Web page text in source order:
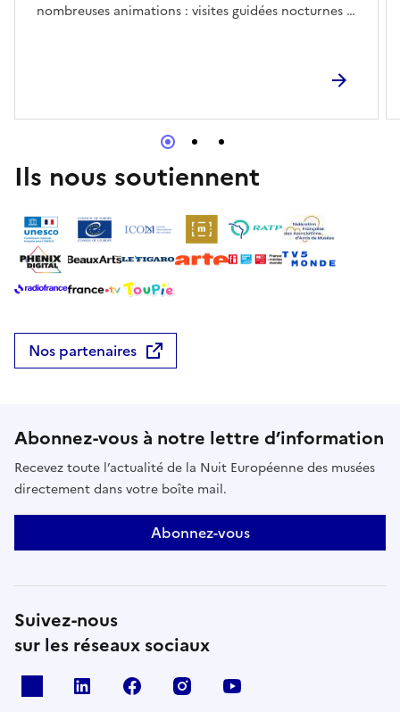
nombreuses animations : visites guidées nocturnes à
potier du musée, Mathias Fernandes, toute la soirée
de 19h à 23h.🪔 Visites guidées :Visite guidée de
Montans à 19h30 et 20hVisites nocturnes à la lampe
63 57 59 16.
Ils nous soutiennent
Nos partenaires
Abonnez-vous à notre lettre d’information
Recevez toute l’actualité de la Nuit Européenne des musées
directement dans votre boîte mail.
Abonnez-vous
Suivez-nous
sur les réseaux sociaux
Linkedin Facebook Instagram